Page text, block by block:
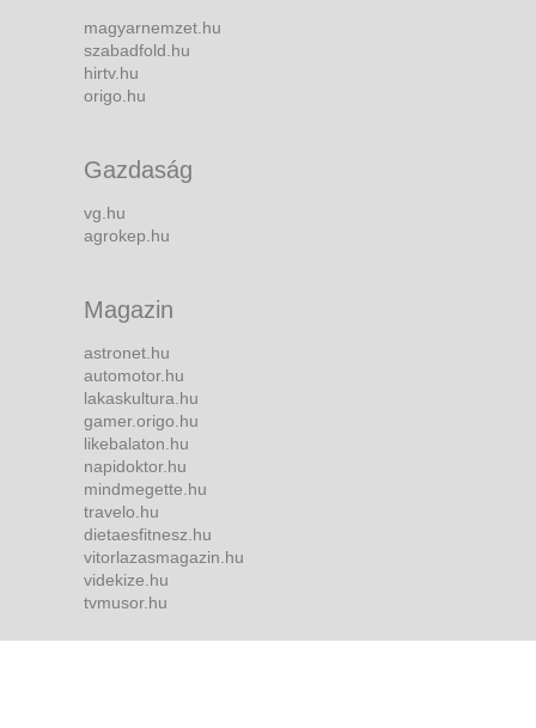
magyarnemzet.hu
szabadfold.hu
hirtv.hu
origo.hu
Gazdaság
vg.hu
agrokep.hu
Magazin
astronet.hu
automotor.hu
lakaskultura.hu
gamer.origo.hu
likebalaton.hu
napidoktor.hu
mindmegette.hu
travelo.hu
dietaesfitnesz.hu
vitorlazasmagazin.hu
videkize.hu
tvmusor.hu